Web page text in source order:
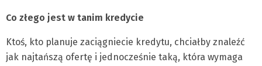
Co złego jest w tanim kredycie
Ktoś, kto planuje zaciągniecie kredytu, chciałby znaleźć
jak najtańszą ofertę i jednocześnie taką, która wymaga